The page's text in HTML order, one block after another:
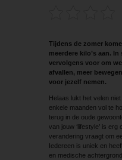
Tijdens de zomer
meerdere kilo’s aan.
vervolgens voor om
afvallen, meer
voor jezelf nemen.
Helaas lukt het velen
enkele maanden vol te
terug in de oude
van jouw ‘lifestyle’ is erg
verandering vraagt om
Iedereen is uniek en
en medische